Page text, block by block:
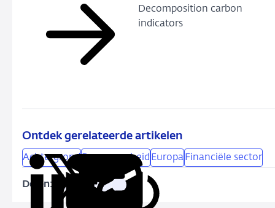
Decomposition carbon
indicators
Ontdek gerelateerde artikelen
Achtergrond Duurzaamheid Europa Financiële sector
Delen:
Deel
DeelDeelKopieer